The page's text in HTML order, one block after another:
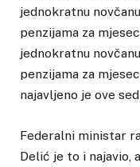
jednokratnu
penzijama za
jednokratnu
penzijama za
najavljeno je ove
Federalni ministar
Delić je to i najavio,